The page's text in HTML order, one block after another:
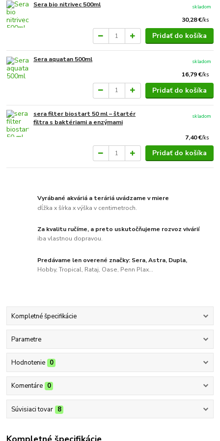
Sera bio nitrivec 500ml
30,28 €/ks
skladom
Pridať do košíka
Sera aquatan 500ml
16,79 €/ks
skladom
Pridať do košíka
sera filter biostart 50 ml – štartér
filtra s baktériami a enzýmami
7,40 €/ks
skladom
Pridať do košíka
Vyrábané akváriá a teráriá uvádzame v miere
dĺžka x šírka x výška v centimetroch.
Za kvalitu ručíme, a preto uskutočňujeme rozvoz vivárií
iba vlastnou dopravou.
Predávame len overené značky: Sera, Astra, Dupla,
Hobby, Tropical, Rataj, Oase, Penn Plax...
Kompletné špecifikácie
Parametre
Hodnotenie 0
Komentáre 0
Súvisiaci tovar 8